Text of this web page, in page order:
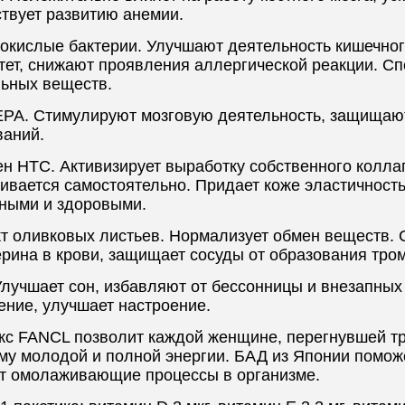
развитию анемии.
бактерии. Улучшают деятельность
снижают проявления аллергической реакции.
веществ.
Стимулируют мозговую деятельность,
HTC. Активизирует выработку собственного
самостоятельно. Придает коже
и здоровыми.
оливковых листьев. Нормализует обмен веществ.
в крови, защищает сосуды от образования
сон, избавляют от бессонницы и
улучшает настроение.
FANCL позволит каждой женщине, перегнувшей
молодой и полной энергии. БАД из Японии
омолаживающие процессы в организме.